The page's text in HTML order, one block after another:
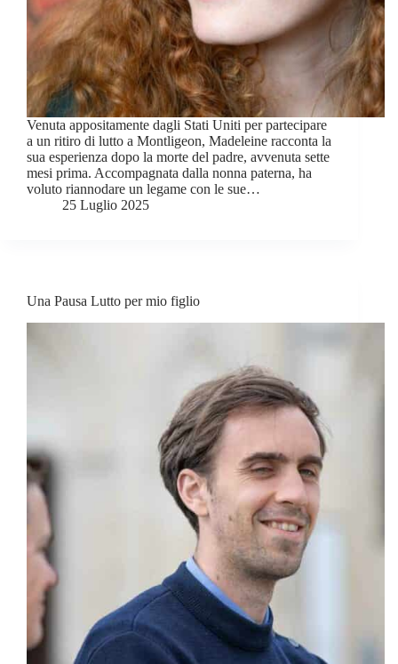
Venuta appositamente dagli Stati Uniti per partecipare
a un ritiro di lutto a Montligeon, Madeleine racconta la
sua esperienza dopo la morte del padre, avvenuta sette
mesi prima. Accompagnata dalla nonna paterna, ha
voluto riannodare un legame con le sue…
25 Luglio 2025
Una Pausa Lutto per mio figlio